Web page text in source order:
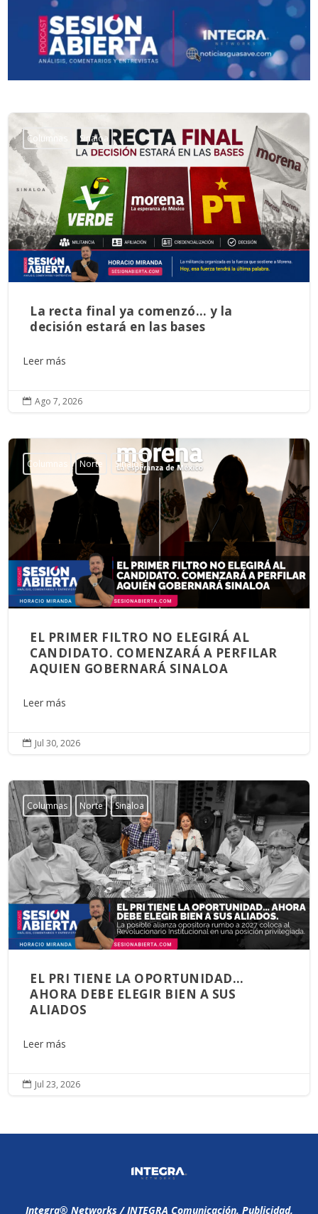
Columnas Sinaloa
La recta final ya comenzó… y la
decisión estará en las bases
Leer más
 Ago 7, 2026
Columnas Norte Sinaloa
EL PRIMER FILTRO NO ELEGIRÁ AL
CANDIDATO. COMENZARÁ A PERFILAR
AQUIEN GOBERNARÁ SINALOA
Leer más
 Jul 30, 2026
Columnas Norte Sinaloa
EL PRI TIENE LA OPORTUNIDAD…
AHORA DEBE ELEGIR BIEN A SUS
ALIADOS
Leer más
 Jul 23, 2026
Integra®️ Networks / INTEGRA Comunicación, Publicidad,